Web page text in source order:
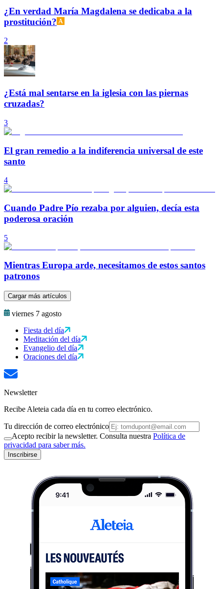
¿En verdad María Magdalena se dedicaba a la
prostitución?
2
¿Está mal sentarse en la iglesia con las piernas
cruzadas?
3
El gran remedio a la indiferencia universal de este
santo
4
Cuando Padre Pío rezaba por alguien, decía esta
poderosa oración
5
Mientras Europa arde, necesitamos de estos santos
patronos
Cargar más artículos
viernes 7 agosto
Fiesta del día
Meditación del día
Evangelio del día
Oraciones del día
Newsletter
Recibe Aleteia cada día en tu correo electrónico.
Tu dirección de correo electrónico
Acepto recibir la newsletter. Consulta nuestra Política de
privacidad para saber más.
Inscribirse